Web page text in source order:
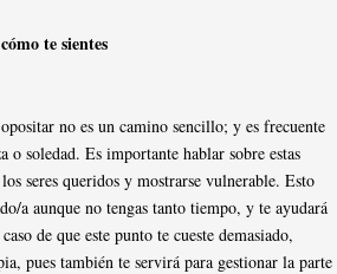
te sientes
no es un camino sencillo; y es frecuente
o soledad. Es importante hablar sobre estas
seres queridos y mostrarse vulnerable. Esto
a aunque no tengas tanto tiempo, y te ayudará
de que este punto te cueste demasiado,
pues también te servirá para gestionar la parte